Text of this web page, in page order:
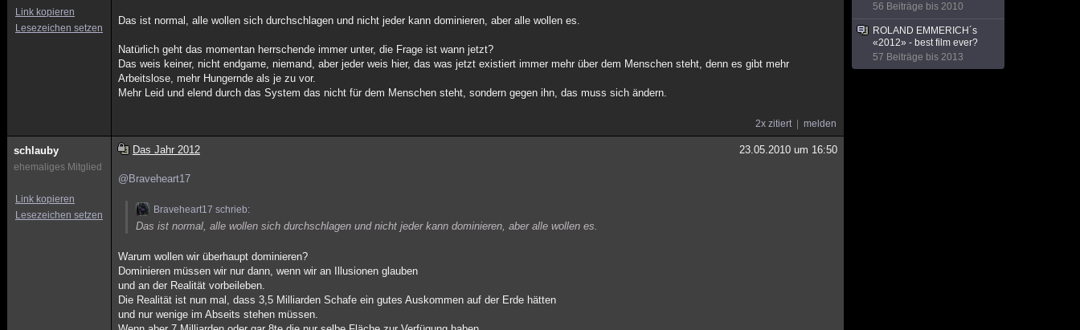
Link kopieren
Lesezeichen setzen
Das ist normal, alle wollen sich durchschlagen und nicht jeder kann dominieren, aber alle wollen es.
Natürlich geht das momentan herrschende immer unter, die Frage ist wann jetzt?
Das weis keiner, nicht endgame, niemand, aber jeder weis hier, das was jetzt existiert immer mehr über dem Menschen steht, denn es gibt mehr
Arbeitslose, mehr Hungernde als je zu vor.
Mehr Leid und elend durch das System das nicht für dem Menschen steht, sondern gegen ihn, das muss sich ändern.
2x zitiert melden
schlauby
ehemaliges Mitglied
Link kopieren
Lesezeichen setzen
Das Jahr 2012 23.05.2010 um 16:50
@Braveheart17
Braveheart17 schrieb:
Das ist normal, alle wollen sich durchschlagen und nicht jeder kann dominieren, aber alle wollen es.
Warum wollen wir überhaupt dominieren?
Dominieren müssen wir nur dann, wenn wir an Illusionen glauben
und an der Realität vorbeileben.
Die Realität ist nun mal, dass 3,5 Milliarden Schafe ein gutes Auskommen auf der Erde hätten
und nur wenige im Abseits stehen müssen.
56 Beiträge bis 2010
ROLAND EMMERICH´s
«2012» - best film ever?
57 Beiträge bis 2013